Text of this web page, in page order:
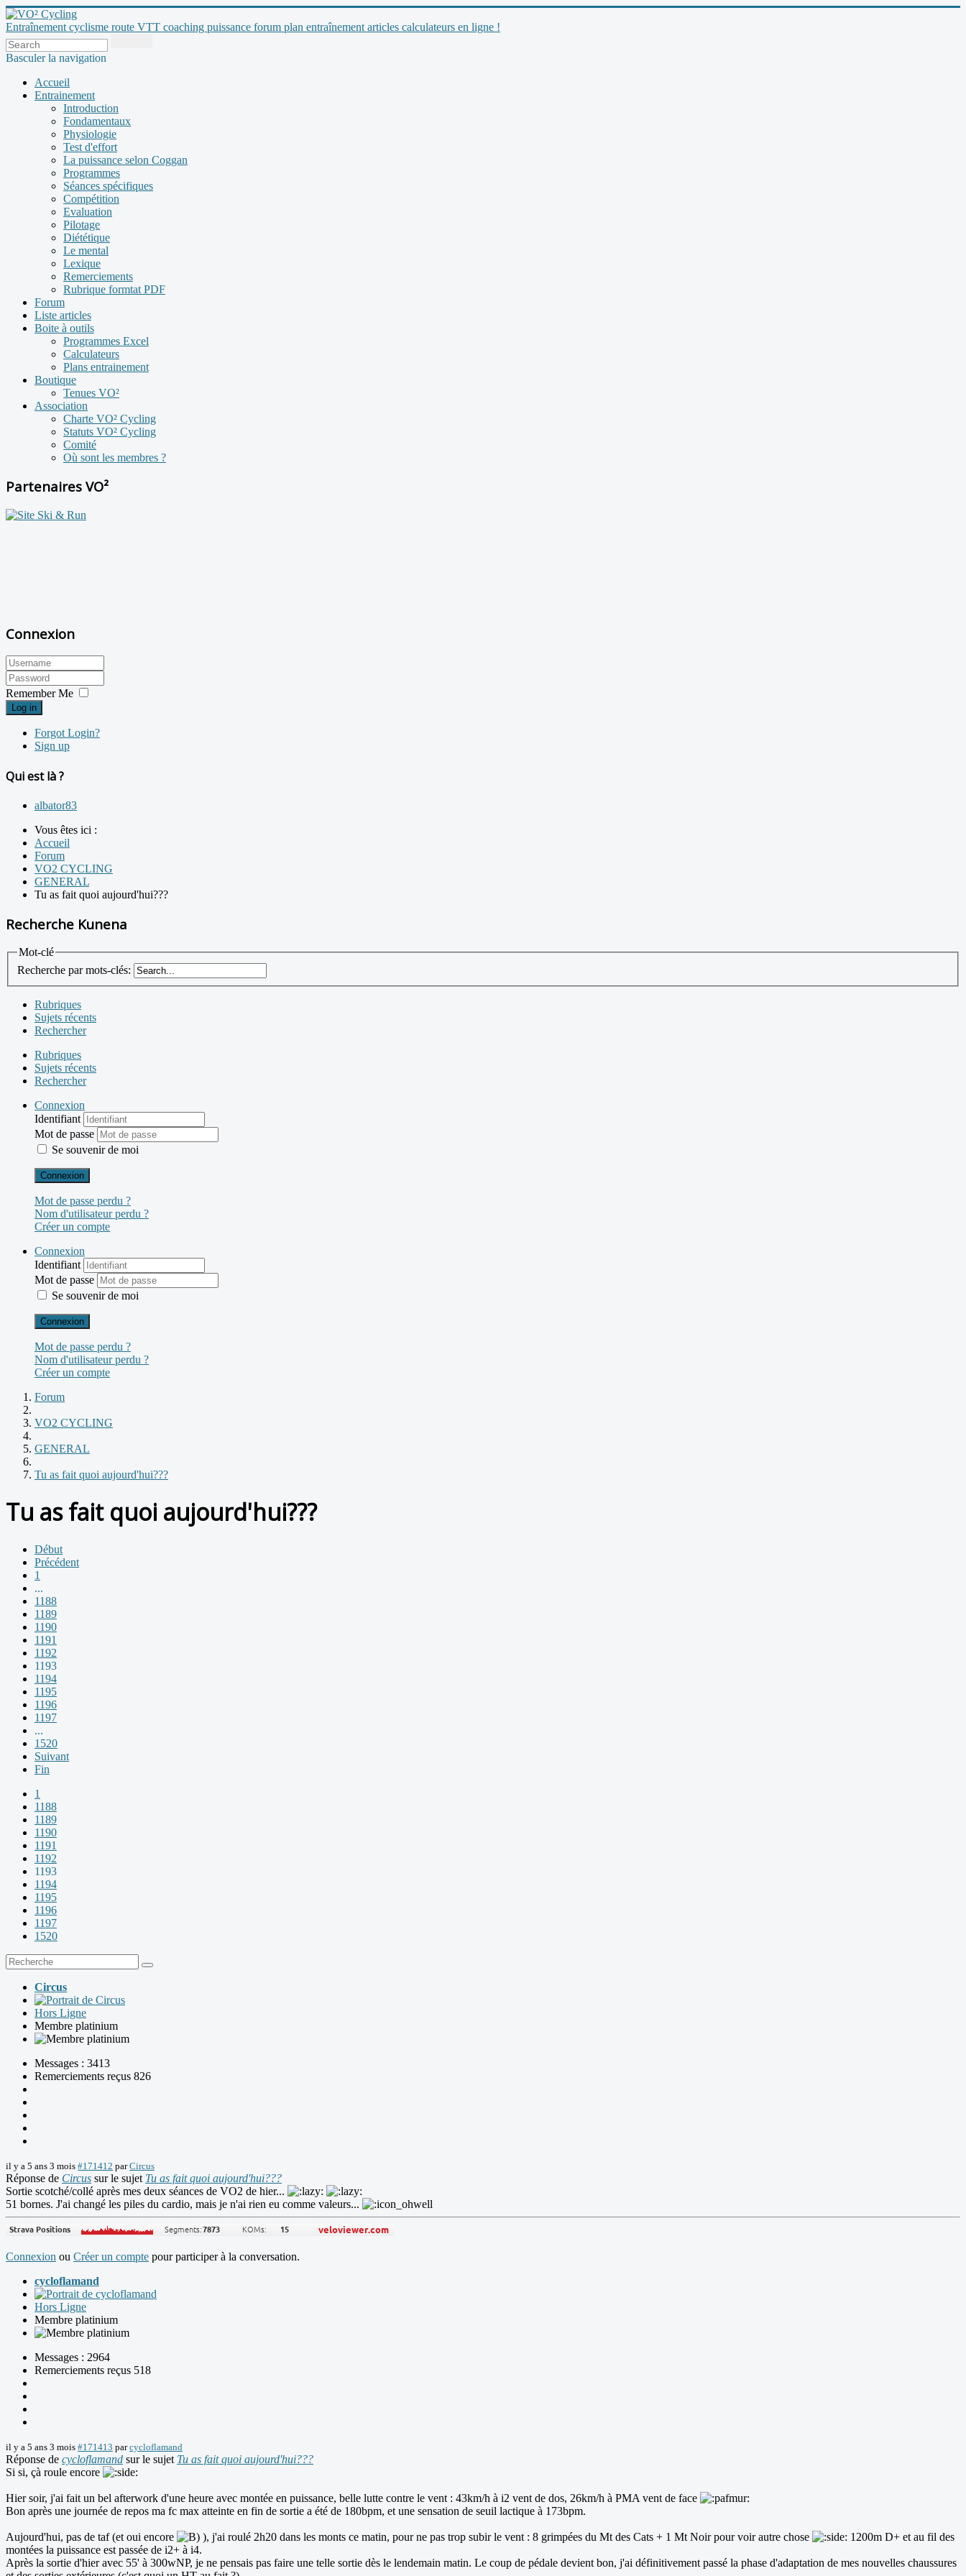
Entraînement cyclisme route VTT coaching puissance forum plan entraînement articles calculateurs en ligne !
Basculer la navigation
Accueil
Entrainement
Introduction
Fondamentaux
Physiologie
Test d'effort
La puissance selon Coggan
Programmes
Séances spécifiques
Compétition
Evaluation
Pilotage
Diététique
Le mental
Lexique
Remerciements
Rubrique formtat PDF
Forum
Liste articles
Boite à outils
Programmes Excel
Calculateurs
Plans entrainement
Boutique
Tenues VO²
Association
Charte VO² Cycling
Statuts VO² Cycling
Comité
Où sont les membres ?
Partenaires VO²
Connexion
Remember Me
Log in
Forgot Login?
Sign up
Qui est là ?
albator83
Vous êtes ici :
Accueil
Forum
VO2 CYCLING
GENERAL
Tu as fait quoi aujourd'hui???
Recherche Kunena
Mot-clé
Recherche par mots-clés:
Rubriques
Sujets récents
Rechercher
Rubriques
Sujets récents
Rechercher
Connexion
Identifiant
Mot de passe
Se souvenir de moi
Connexion
Mot de passe perdu ?
Nom d'utilisateur perdu ?
Créer un compte
Connexion
Identifiant
Mot de passe
Se souvenir de moi
Connexion
Mot de passe perdu ?
Nom d'utilisateur perdu ?
Créer un compte
Forum
VO2 CYCLING
GENERAL
Tu as fait quoi aujourd'hui???
Tu as fait quoi aujourd'hui???
Début
Précédent
1
...
1188
1189
1190
1191
1192
1193
1194
1195
1196
1197
...
1520
Suivant
Fin
1
1188
1189
1190
1191
1192
1193
1194
1195
1196
1197
1520
Circus
Hors Ligne
Membre platinium
Messages : 3413
Remerciements reçus 826
il y a 5 ans 3 mois #171412 parCircus
Réponse de Circus sur le sujet Tu as fait quoi aujourd'hui???
Sortie scotché/collé après mes deux séances de VO2 de hier...
51 bornes. J'ai changé les piles du cardio, mais je n'ai rien eu comme valeurs...
Connexion ou Créer un compte pour participer à la conversation.
cycloflamand
Hors Ligne
Membre platinium
Messages : 2964
Remerciements reçus 518
il y a 5 ans 3 mois #171413 parcycloflamand
Réponse de cycloflamand sur le sujet Tu as fait quoi aujourd'hui???
Si si, çà roule encore
Hier soir, j'ai fait un bel afterwork d'une heure avec montée en puissance, belle lutte contre le vent : 43km/h à i2 vent de dos, 26km/h à PMA vent de face
Bon après une journée de repos ma fc max atteinte en fin de sortie a été de 180bpm, et une sensation de seuil lactique à 173bpm.
Aujourd'hui, pas de taf (et oui encore ), j'ai roulé 2h20 dans les monts ce matin, pour ne pas trop subir le vent : 8 grimpées du Mt des Cats + 1 Mt Noir pour voir autre chose
1200m D+ et au fil des
montées la puissance est passée de i2+ à i4.
Après la sortie d'hier avec 55' à 300wNP, je ne pensais pas faire une telle sortie dès le lendemain matin. Le coup de pédale devient bon, j'ai définitivement passé la phase d'adaptation de mes nouvelles chaussures